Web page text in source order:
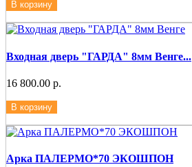
В корзину
Входная дверь "ГАРДА" 8мм Венге...
16 800.00 р.
В корзину
Арка ПАЛЕРМО*70 ЭКОШПОН